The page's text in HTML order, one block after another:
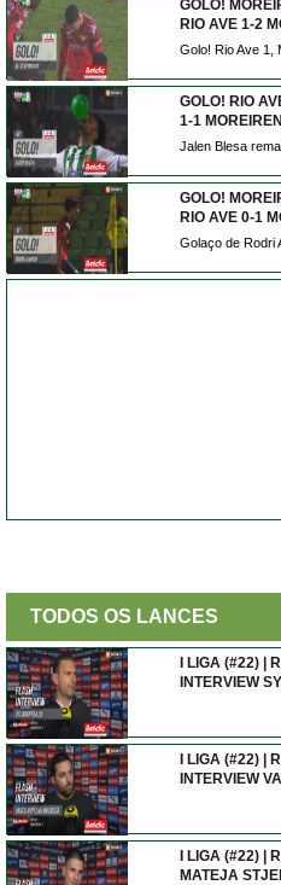
GOLO!
RIO AVE 1-2
GOLO! RIO
1-1
GOLO!
RIO AVE 0-1
TODOS OS LANCES
I LIGA (#22) |
INTERVIEW
I LIGA (#22) |
INTERVIEW
I LIGA (#22) |
MATEJA